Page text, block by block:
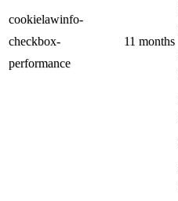
cookielawinfo-
checkbox-
performance
11 months